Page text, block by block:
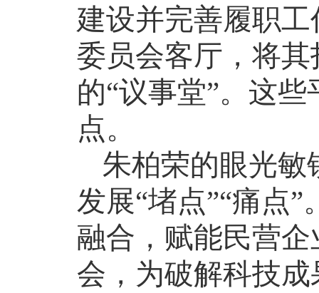
建设并完善履职
委员会客厅，将
的“议事堂”。这
点。
朱柏荣的眼光敏
发展“堵点”“痛点
融合，赋能民营
会，为破解科技